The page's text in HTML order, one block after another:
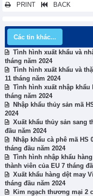
PRINT BACK
Các tin khác...
Tình hình xuất khẩu và
tháng năm 2024
Tình hình xuất khẩu và
11 tháng năm 2024
Tình hình xuất nhập khẩu
tháng năm 2024
Nhập khẩu thủy sản mã
2024
Xuất khẩu thủy sản sang
đầu năm 2024
Nhập khẩu cà phê mã HS
tháng đầu năm 2024
Tình hình nhập khẩu
thành viên của EU 7 tháng
Xuất khẩu hàng dệt may
tháng đầu năm 2024
Kim ngạch thương mại 2